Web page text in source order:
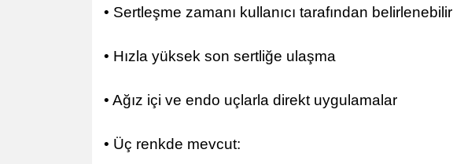
• Sertleşme zamanı kullanıcı tarafından belirlenebilir
• Hızla yüksek son sertliğe ulaşma
• Ağız içi ve endo uçlarla direkt uygulamalar
• Üç renkde mevcut: